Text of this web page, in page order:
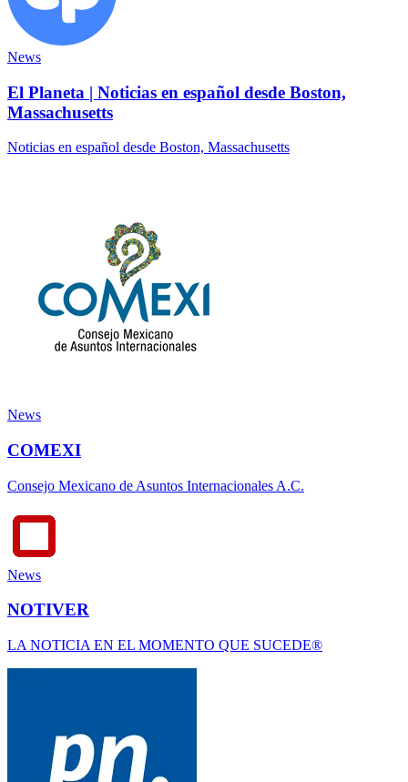
News
El Planeta | Noticias en español desde Boston,
Massachusetts
Noticias en español desde Boston, Massachusetts
News
COMEXI
Consejo Mexicano de Asuntos Internacionales A.C.
News
NOTIVER
LA NOTICIA EN EL MOMENTO QUE SUCEDE®